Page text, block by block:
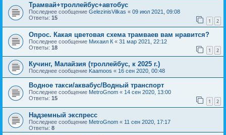
Трамвай+троллейбус+автобус
Последнее сообщение GelezinisVilkas « 09 июл 2021, 09:08
Ответы: 15 1 2
Опрос. Какая цветовая схема трамваев вам нравится?
Последнее сообщение Михаил К « 31 мар 2021, 22:12
Ответы: 18 1 2
Кучинг, Малайзия (троллейбус, к 2025 г.)
Последнее сообщение Kaamoos « 16 сен 2020, 00:48
Водное такси/аквабус/Водный транспорт
Последнее сообщение MetroGnom « 14 сен 2020, 13:00
Ответы: 15 1 2
Надземный экспресс
Последнее сообщение MetroGnom « 11 сен 2020, 17:17
Ответы: 8